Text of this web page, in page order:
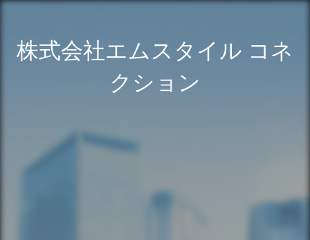
株式会社エムスタイル コネ
クション